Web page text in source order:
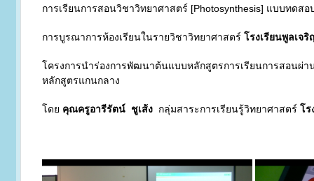
การเรียนการสอนวิชาวิทยาศาสตร์ [Photosynthesis] แบบทดสอ
การบูรณาการห้องเรียนในรายวิชาวิทยาศาสตร์ โรงเรียนพูลเจ
โครงการนำร่องการพัฒนาต้นแบบหลักสูตรการเรียนการสอนผ่า
หลักสูตรแกนกลาง
โดย คุณครูอารีรัตน์ ชูเส้ง กลุ่มสาระการเรียนรู้วิทยาศาสตร์ โร